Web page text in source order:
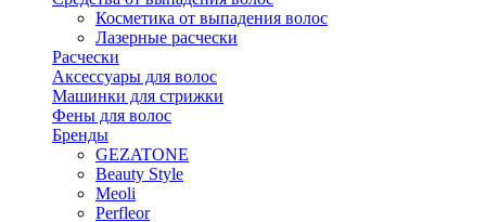
Косметика от выпадения волос
Лазерные расчески
Расчески
Аксессуары для волос
Машинки для стрижки
Фены для волос
Бренды
GEZATONE
Beauty Style
Meoli
Perfleor